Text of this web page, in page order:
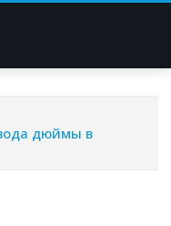
дюймы в